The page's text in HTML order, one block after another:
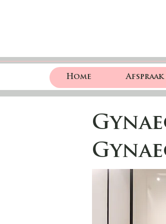
Home Afspraak